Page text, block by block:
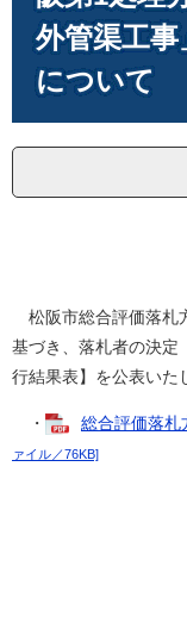
外管渠工
について
松阪市総合評価落札
基づき、落札者の決定
行結果表】を公表いた
・ 総合評価落札
ァイル／76KB]